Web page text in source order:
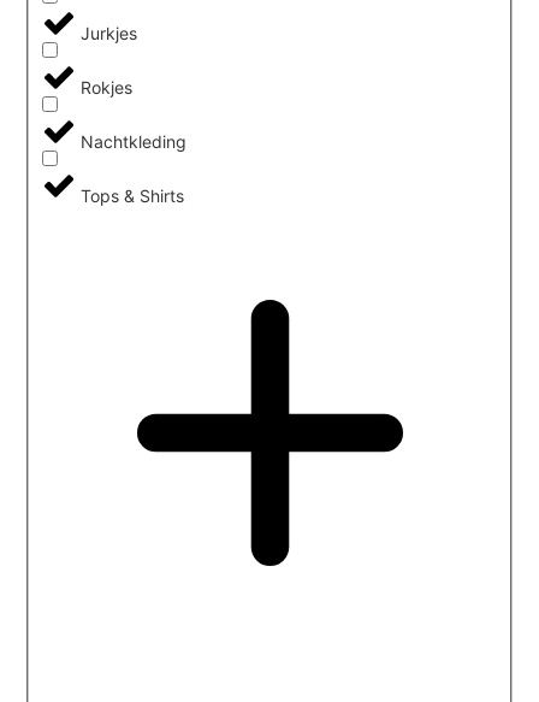
Jurkjes
Rokjes
Nachtkleding
Tops & Shirts